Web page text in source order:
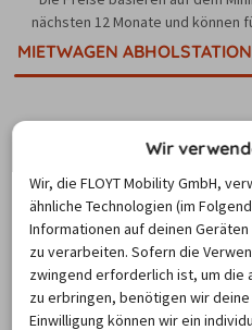
nächsten 12 Monate und können
MIETWAGEN
Wo befinden
Stationen in
Ob am Flughafen, Bahnhof
Unterkunft: Der billiger-
alle nahegelegenen
Wir
Wir, die FLOYT Mobility GmbH,
ähnliche Technologien (im
Informationen auf deinen
zu verarbeiten. Sofern die
zwingend erforderlich ist, um die
zu erbringen, benötigen wir
Einwilligung können wir ein